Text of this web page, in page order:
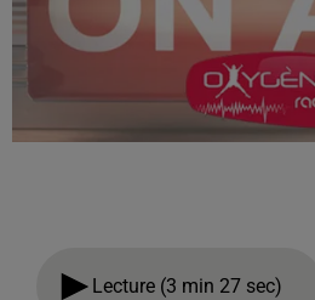
Lecture (3 min 27 sec)